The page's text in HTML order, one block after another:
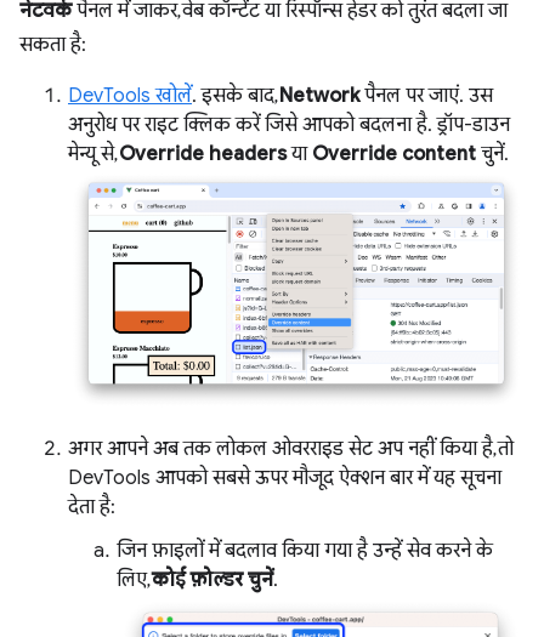
नेटवर्कपैनल में जाकर, वेब कॉन्टेंट या रिस्पॉन्स हेडर को तुरंत बदला जा
सकता है:
DevTools खोलें. इसके बाद,Networkपैनल पर जाएं. उस
अनुरोध पर राइट क्लिक करें जिसे आपको बदलना है. ड्रॉप-डाउन
मेन्यू से,Override headersया Override content चुनें.
अगर आपने अब तक लोकल ओवरराइड सेट अप नहीं किया है, तो
DevTools आपको सबसे ऊपर मौजूद ऐक्शन बार में यह सूचना
देता है:
जिन फ़ाइलों में बदलाव किया गया है उन्हें सेव करने के
लिए,कोई फ़ोल्डर चुनें.